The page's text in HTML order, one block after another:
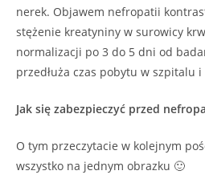
nerek. Objawem nefropatii
stężenie kreatyniny w surowicy
normalizacji po 3 do 5 dni od
przedłuża czas pobytu w szpitalu
Jak się zabezpieczyć przed
O tym przeczytacie w kolejnym
wszystko na jednym obrazku 🙂